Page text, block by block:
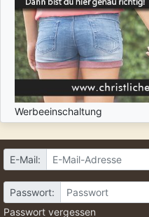
Werbeeinschaltung
E-Mail:
Passwort:
Passwort vergessen